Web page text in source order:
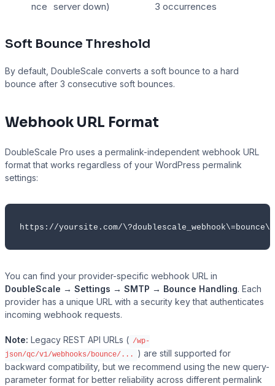
nce server down)
3 occurrences
Soft Bounce Threshold
By default, DoubleScale converts a soft bounce to a hard
bounce after 3 consecutive soft bounces.
Webhook URL Format
DoubleScale Pro uses a permalink-independent webhook URL
format that works regardless of your WordPress permalink
settings:
https://yoursite.com/
You can find your provider-specific webhook URL in
DoubleScale → Settings → SMTP → Bounce Handling. Each
provider has a unique URL with a security key that authenticates
incoming webhook requests.
Note: Legacy REST API URLs ( /wp-
json/qc/v1/webhooks/bounce/...
) are still supported for
backward compatibility, but we recommend using the new query-
parameter format for better reliability across different permalink